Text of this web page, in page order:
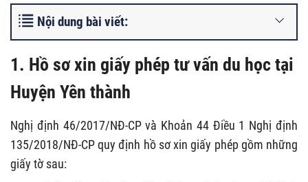
Nội dung bài viết:
1. Hồ sơ xin giấy phép tư vấn du học tại
Huyện Yên thành
Nghị định 46/2017/NĐ-CP và Khoản 44 Điều 1 Nghị định
135/2018/NĐ-CP quy định hồ sơ xin giấy phép gồm những
giấy tờ sau: